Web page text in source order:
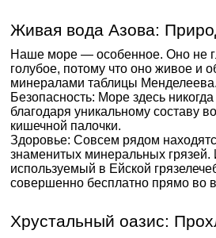
Живая вода Азова:
Наше море — особенное. Оно не
голубое, потому что оно живое и
минералами таблицы Менделеева.
Безопасность: Море здесь никогда
благодаря уникальному составу
кишечной палочки.
Здоровье: Совсем рядом
знаменитых минеральных грязей.
используемый в Ейской
совершенно бесплатно прямо во
Хрустальный оазис: